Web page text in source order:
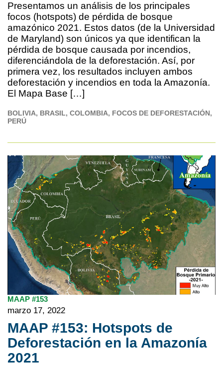
Presentamos un análisis de los principales
focos (hotspots) de pérdida de bosque
amazónico 2021. Estos datos (de la Universidad
de Maryland) son únicos ya que identifican la
pérdida de bosque causada por incendios,
diferenciándola de la deforestación. Así, por
primera vez, los resultados incluyen ambos
deforestación y incendios en toda la Amazonía.
El Mapa Base […]
BOLIVIA BRASIL COLOMBIA FOCOS DE DEFORESTACIÓN
PERÚ
MAAP #153
marzo 17, 2022
MAAP #153: Hotspots de
Deforestación en la Amazonía
2021